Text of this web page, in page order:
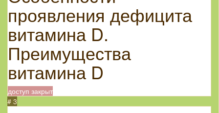
проявления дефицита
витамина D.
Преимущества
витамина D
доступ закрыт
# 3